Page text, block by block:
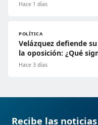
Hace 1 días
POLÍTICA
Velázquez defiende
la oposición: ¿Qué
Hace 3 días
Recibe las